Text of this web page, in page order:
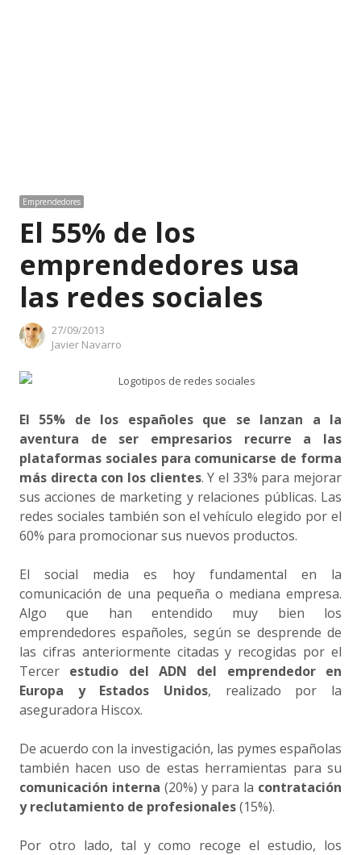
Emprendedores
El 55% de los
emprendedores usa
las redes sociales
27/09/2013
Author
Javier Navarro
El 55% de los españoles que se lanzan a la
aventura de ser empresarios recurre a las
plataformas sociales para comunicarse de forma
más directa con los clientes. Y el 33% para mejorar
sus acciones de marketing y relaciones públicas. Las
redes sociales también son el vehículo elegido por el
60% para promocionar sus nuevos productos.
El social media es hoy fundamental en la
comunicación de una pequeña o mediana empresa.
Algo que han entendido muy bien los
emprendedores españoles, según se desprende de
las cifras anteriormente citadas y recogidas por el
Tercer estudio del ADN del emprendedor en
Europa y Estados Unidos, realizado por la
aseguradora Hiscox.
De acuerdo con la investigación, las pymes españolas
también hacen uso de estas herramientas para su
comunicación interna (20%) y para la contratación
y reclutamiento de profesionales(15%).
Por otro lado, tal y como recoge el estudio, los